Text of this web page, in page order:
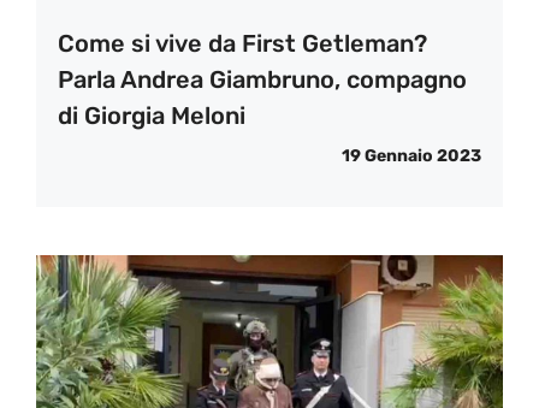
Come si vive da First Getleman?
Parla Andrea Giambruno, compagno
di Giorgia Meloni
19 Gennaio 2023